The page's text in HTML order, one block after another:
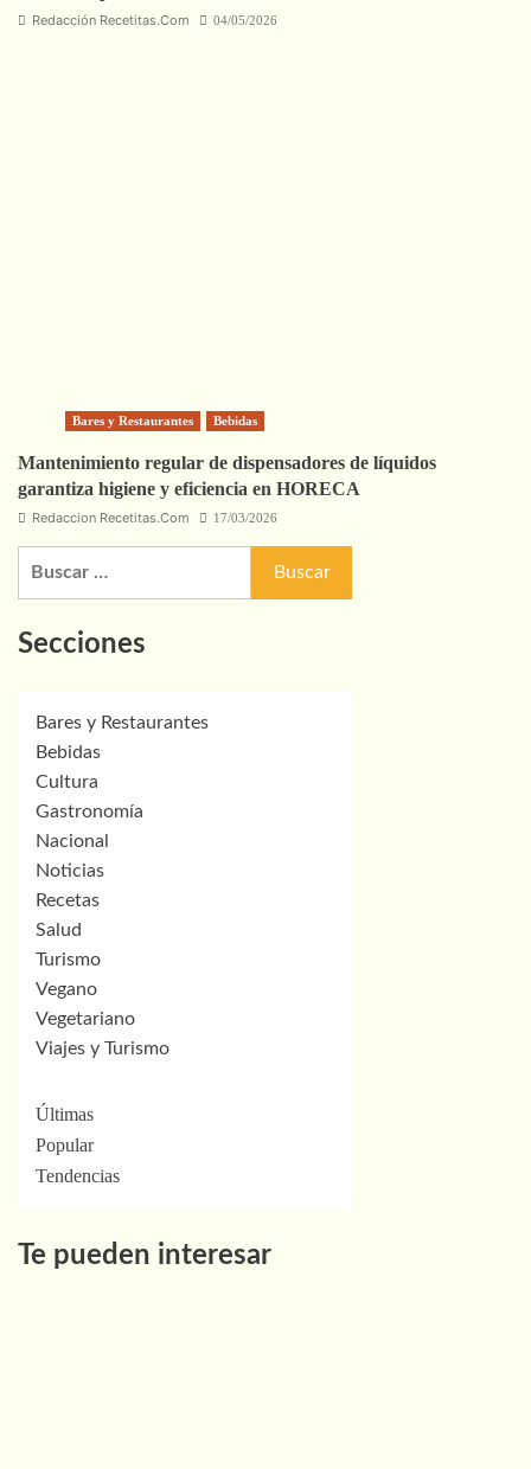
Redacción Recetitas.Com 04/05/2026
Bares y Restaurantes Bebidas
Mantenimiento regular de dispensadores de líquidos
garantiza higiene y eficiencia en HORECA
Redaccion Recetitas.Com 17/03/2026
Secciones
Bares y Restaurantes
Bebidas
Cultura
Gastronomía
Nacional
Noticias
Recetas
Salud
Turismo
Vegano
Vegetariano
Viajes y Turismo
Últimas
Popular
Tendencias
Te pueden interesar